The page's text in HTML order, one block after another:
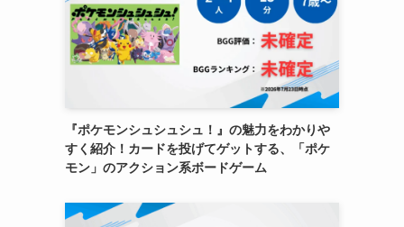
『ポケモンシュシュシュ！』の魅力をわかりや
すく紹介！カードを投げてゲットする、「ポケ
モン」のアクション系ボードゲーム